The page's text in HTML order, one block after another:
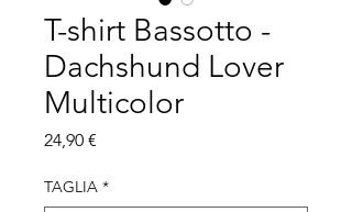
T-shirt Bassotto -
Dachshund Lover
Multicolor
24,90 €
TAGLIA *